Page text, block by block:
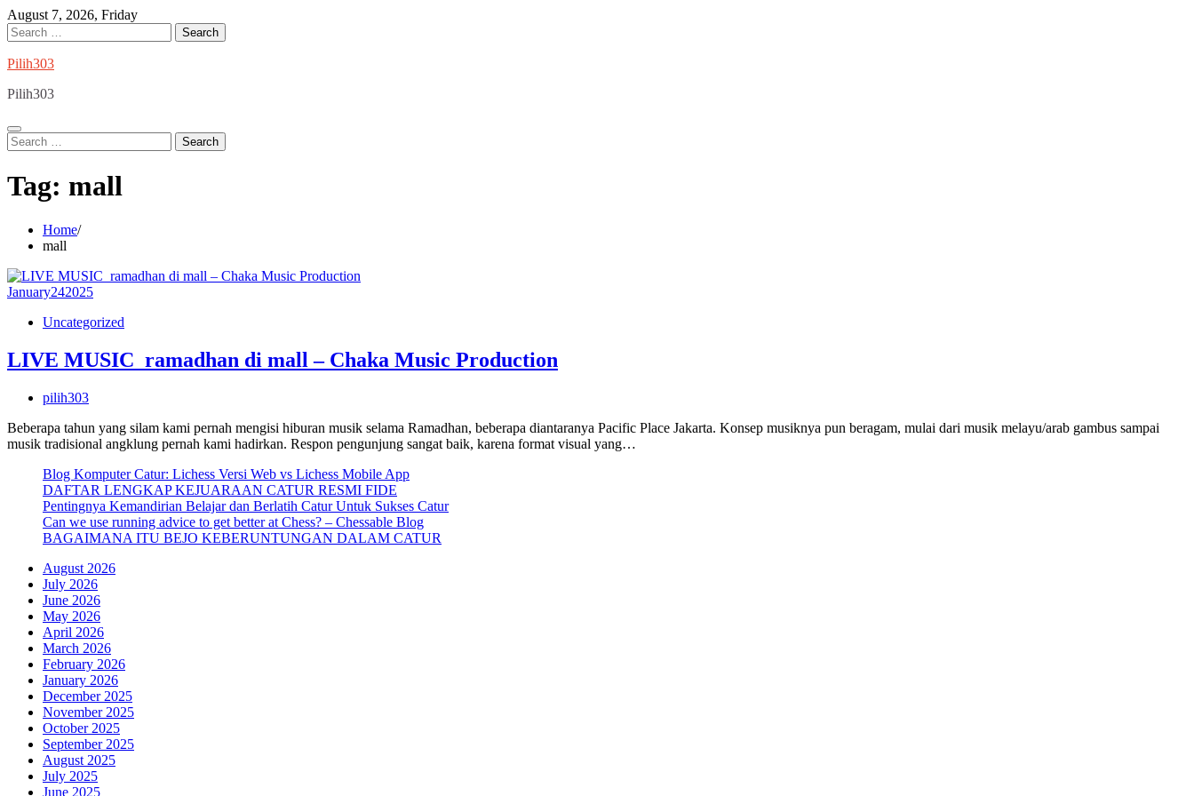
Skip
to
content
August 7, 2026, Friday
Search
for:
Pilih303
Pilih303
Search
for:
Tag: mall
Home
mall
January242025
Uncategorized
LIVE MUSIC ramadhan di mall – Chaka Music Production
pilih303
Beberapa tahun yang silam kami pernah mengisi hiburan musik selama Ramadhan, beberapa diantaranya Pacific Place Jakarta. Konsep musiknya pun beragam, mulai dari musik melayu/arab gambus sampai
musik tradisional angklung pernah kami hadirkan. Respon pengunjung sangat baik, karena format visual yang…
Blog Komputer Catur: Lichess Versi Web vs Lichess Mobile App
DAFTAR LENGKAP KEJUARAAN CATUR RESMI FIDE
Pentingnya Kemandirian Belajar dan Berlatih Catur Untuk Sukses Catur
Can we use running advice to get better at Chess? – Chessable Blog
BAGAIMANA ITU BEJO KEBERUNTUNGAN DALAM CATUR
August 2026
July 2026
June 2026
May 2026
April 2026
March 2026
February 2026
January 2026
December 2025
November 2025
October 2025
September 2025
August 2025
July 2025
June 2025